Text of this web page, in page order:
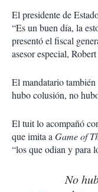
El presidente de
“Es un buen día, la
presentó el fiscal
asesor especial,
El mandatario
hubo colusión, no
El tuit lo acompañó
que imita aGame of
“los que odian y para
No